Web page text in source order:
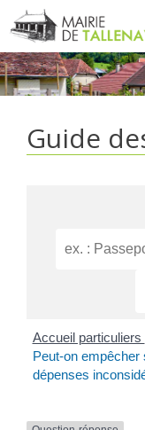
Aller
au
contenu
Guide
Accueil particuliers
Peut-on empêcher
dépenses